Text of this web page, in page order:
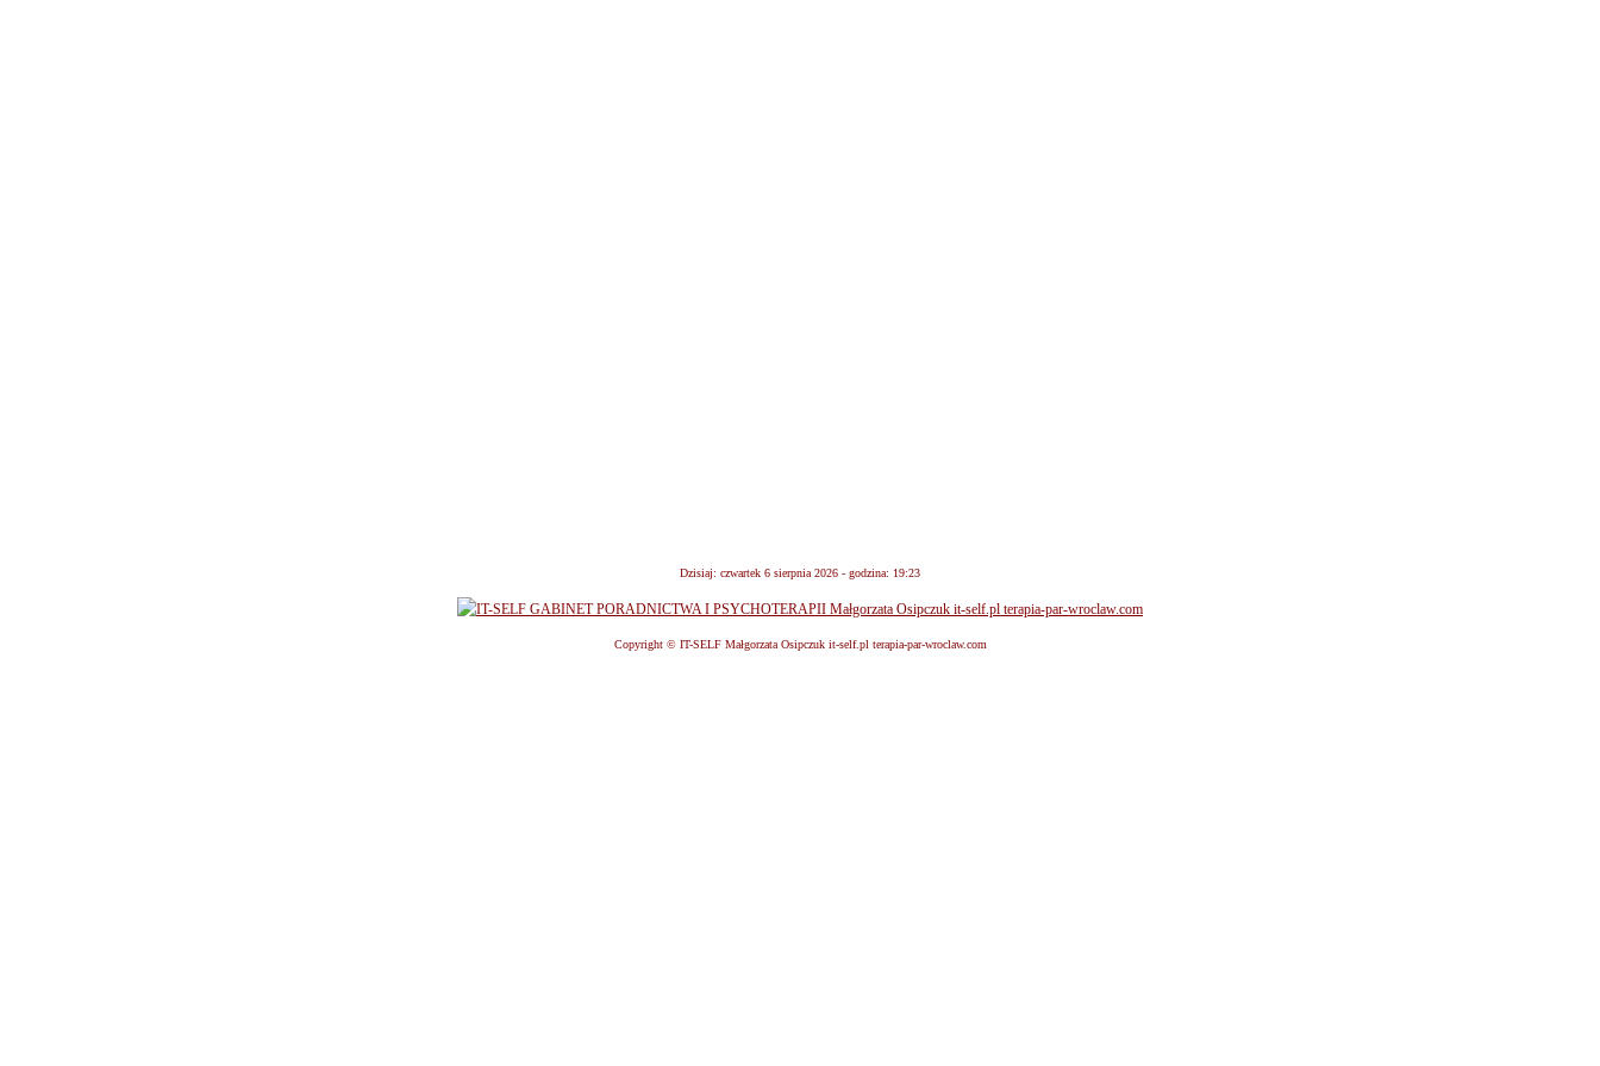
Dzisiaj: czwartek 6 sierpnia 2026 - godzina: 19:23
Copyright © IT-SELF Małgorzata Osipczuk it-self.pl terapia-par-wroclaw.com